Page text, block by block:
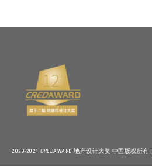
2020-2021 CREDAWARD 地产设计大奖·中国版权所有 |